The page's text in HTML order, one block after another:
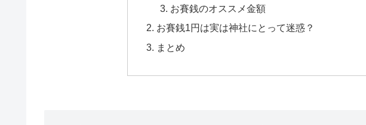
お賽銭のオススメ金額
お賽銭1円は実は神社にとって迷惑？
まとめ